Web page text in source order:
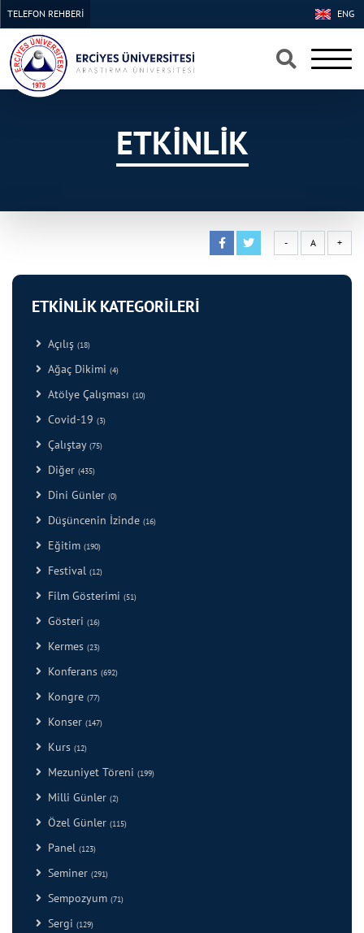
×
×
ENG
TELEFON REHBERİ
ETKİNLİK
- A +
ETKİNLİK KATEGORİLERİ
Açılış (18)
Ağaç Dikimi (4)
Atölye Çalışması (10)
Covid-19 (3)
Çalıştay (75)
Diğer (435)
Dini Günler (0)
Düşüncenin İzinde (16)
Eğitim (190)
Festival (12)
Film Gösterimi (51)
Gösteri (16)
Kermes (23)
Konferans (692)
Kongre (77)
Konser (147)
Kurs (12)
Mezuniyet Töreni (199)
Milli Günler (2)
Özel Günler (115)
Panel (123)
Seminer (291)
Sempozyum (71)
Sergi (129)